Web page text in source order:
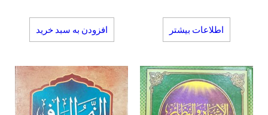
اطلاعات بیشتر افزودن به سبد خرید